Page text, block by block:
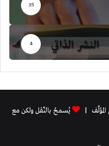
35
4
يُسمحُ بالنّقل ولكن مع